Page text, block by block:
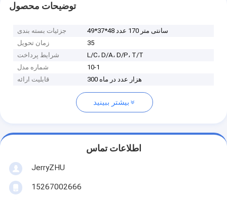
توضیحات محصول
جزئیات بسته بندی
49*37*48 سانتی متر 170 عدد
زمان تحویل
35
شرایط پرداخت
L/C، D/A، D/P، T/T
شماره مدل
10-1
قابلیت ارائه
300 هزار عدد در ماه
بیشتر ببینید
اطلاعات تماس
JerryZHU
15267002666